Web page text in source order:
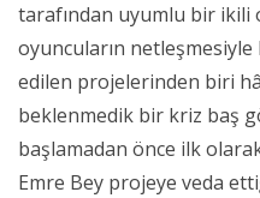
tarafından uyumlu bir ikili
oyuncuların
edilen projelerinden biri
beklenmedik bir kriz baş
başlamadan önce ilk
Emre Bey projeye veda